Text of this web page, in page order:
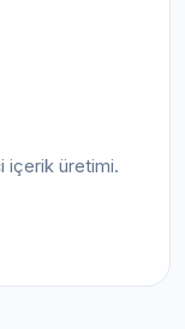
içerik üretimi.